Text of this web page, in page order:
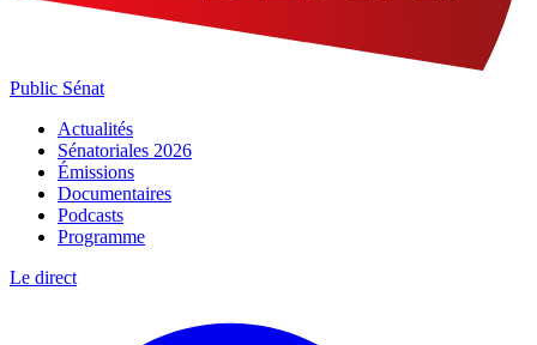
Public Sénat
Actualités
Sénatoriales 2026
Émissions
Documentaires
Podcasts
Programme
Le direct